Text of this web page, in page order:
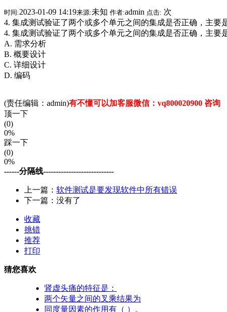
时间:2023-01-09 14:19来源:未知 作者:admin 点击: 次
4. 集成测试验证了两个或多个单元之间的集成是否正确，主
4. 集成测试验证了两个或多个单元之间的集成是否正确，主
A. 需求分析
B. 概要设计
C. 详细设计
D. 编码
(责任编辑：admin)有不懂可以加客服微信：vq800020900 咨询
顶一下
(0)
0%
踩一下
(0)
0%
------分隔线----------------------------
上一篇： 软件测试是要发现软件中所有错误
下一篇：没有了
收藏
挑错
推荐
打印
猜您喜欢
肾虚头痛的特征是：
两个矢量之间的叉乘结果为
同度量因素的作用有（ ）。